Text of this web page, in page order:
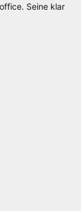
Seine klar